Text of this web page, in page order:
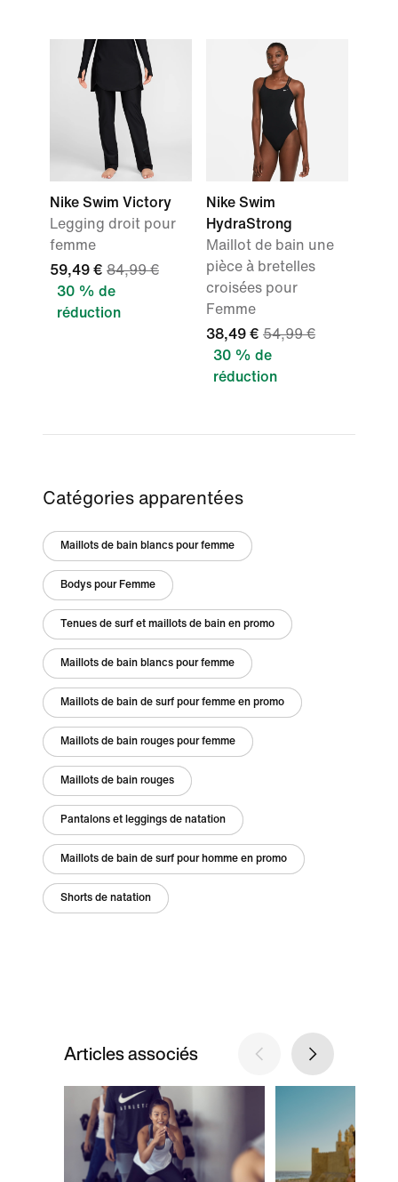
Nike Swim Victory
Legging droit pour
femme
59,49 € 84,99 €
30 % de
réduction
Nike Swim
HydraStrong
Maillot de bain une
pièce à bretelles
croisées pour
Femme
38,49 € 54,99 €
30 % de
réduction
Catégories apparentées
Maillots de bain blancs pour femme
Bodys pour Femme
Tenues de surf et maillots de bain en promo
Maillots de bain blancs pour femme
Maillots de bain de surf pour femme en promo
Maillots de bain rouges pour femme
Maillots de bain rouges
Pantalons et leggings de natation
Maillots de bain de surf pour homme en promo
Shorts de natation
Articles associés